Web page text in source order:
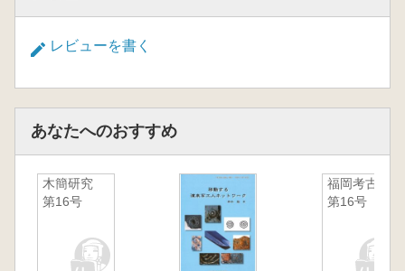
レビューを書く
あなたへのおすすめ
木簡研究
第16号
福岡考古
第16号